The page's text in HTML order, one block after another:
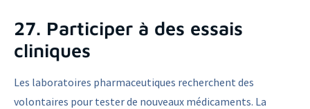
27. Participer à des essais
cliniques
Les laboratoires pharmaceutiques recherchent des
volontaires pour tester de nouveaux médicaments. La